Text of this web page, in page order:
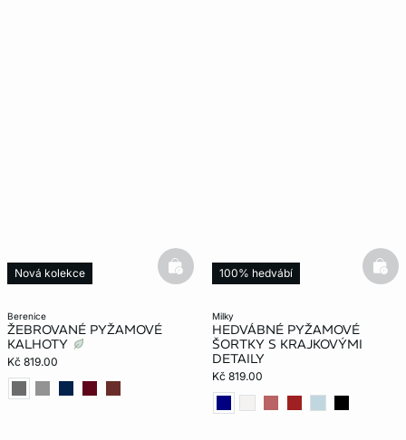
berenice
ŽEBROVANÉ PYŽAMOVÉ
KALHOTY
Kč 819.00
Nová kolekce basketfull
milky
HEDVÁBNÉ PYŽAMOVÉ
ŠORTKY S KRAJKOVÝMI
DETAILY
Kč 819.00
100% hedvábí